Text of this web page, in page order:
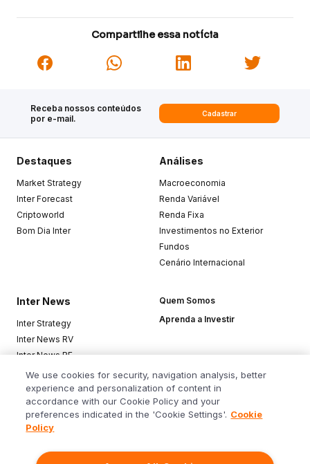
Compartilhe essa notícia
Receba nossos conteúdos
por e-mail.
Cadastrar
Destaques
Market Strategy
Inter Forecast
Criptoworld
Bom Dia Inter
Análises
Macroeconomia
Renda Variável
Renda Fixa
Investimentos no Exterior
Fundos
Cenário Internacional
Inter News
Inter Strategy
Inter News RV
Inter News RF
Top Funds
Quem Somos
Aprenda a Investir
Baixe o app
We use cookies for security, navigation analysis, better
experience and personalization of content in
accordance with our Cookie Policy and your
preferences indicated in the 'Cookie Settings'. Cookie
Policy